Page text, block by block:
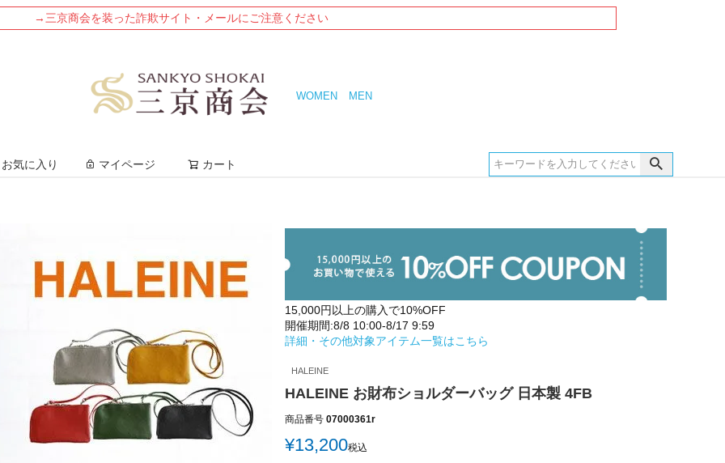
→三京商会を装った詐欺サイト・メールにご注意ください
WOMEN MEN
お気に入り マイページ カート
15,000円以上の購入で10%OFF
開催期間:8/8 10:00-8/17 9:59
詳細・その他対象アイテム一覧はこちら
HALEINE
HALEINE お財布ショルダーバッグ 日本製 4FB
商品番号 07000361r
¥13,200税込